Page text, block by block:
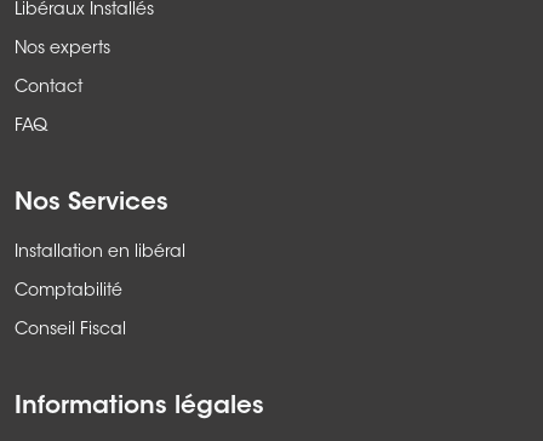
Libéraux Installés
Nos experts
Contact
FAQ
Nos Services
Installation en libéral
Comptabilité
Conseil Fiscal
Informations légales